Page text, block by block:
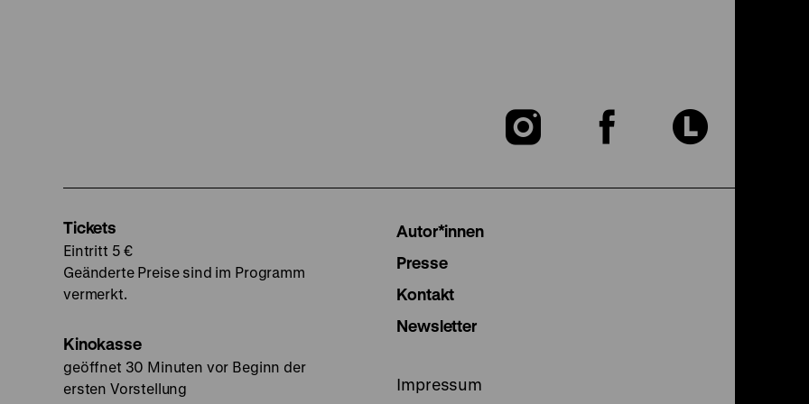
Zu
Zu
Zu
Tickets
Eintritt 5 €
Geänderte Preise sind im Programm
vermerkt.
Kinokasse
geöffnet 30 Minuten vor Beginn der
ersten Vorstellung
Autor*innen
Presse
Kontakt
Newsletter
Impressum